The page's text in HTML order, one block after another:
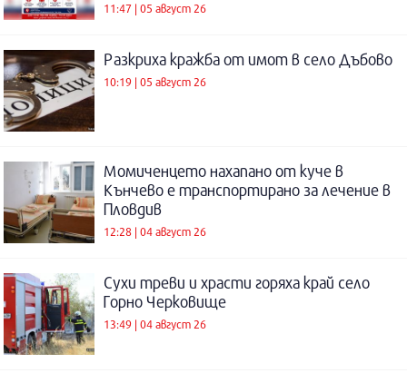
11:47 | 05 август 26
Разкриха кражба от имот в село Дъбово
10:19 | 05 август 26
Момиченцето нахапано от куче в
Кънчево е транспортирано за лечение в
Пловдив
12:28 | 04 август 26
Сухи треви и храсти горяха край село
Горно Черковище
13:49 | 04 август 26